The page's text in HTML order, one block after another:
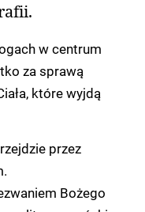
w centrum
za sprawą
które wyjdą
przez
Bożego